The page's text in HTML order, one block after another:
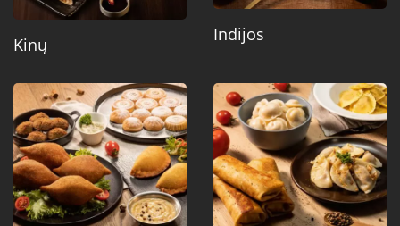
Kinų
Indijos